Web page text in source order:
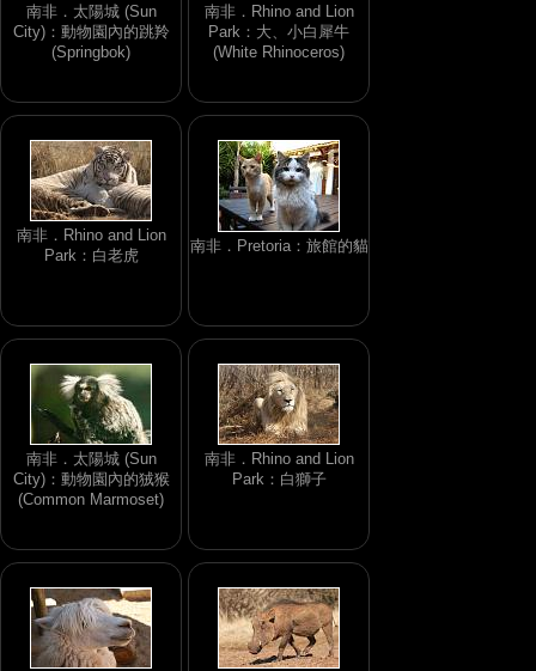
南非．太陽城 (Sun
City)：動物園內的跳羚
(Springbok)
南非．Rhino and Lion
Park：大、小白犀牛
(White Rhinoceros)
南非．Rhino and Lion
Park：白老虎
南非．Pretoria：旅館的貓
南非．太陽城 (Sun
City)：動物園內的狨猴
(Common Marmoset)
南非．Rhino and Lion
Park：白獅子